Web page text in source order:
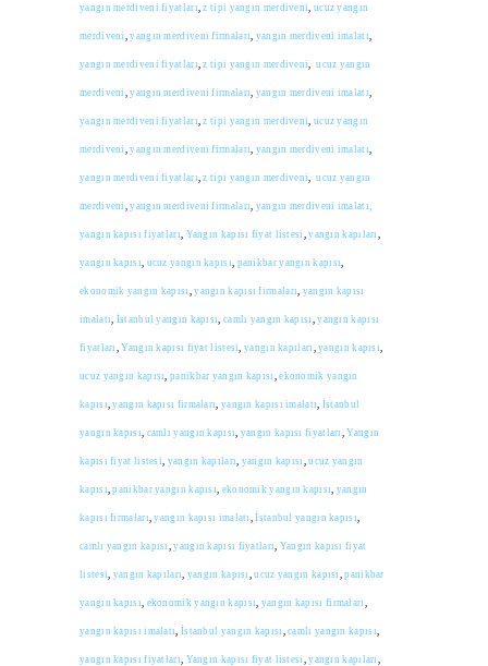
yangın merdiveni fiyatları ,z tipi yangın merdiveni ucuz yangın
merdiveni ,yangın merdiveni firmaları yangın merdiveni imalatı
yangın merdiveni fiyatları ,z tipi yangın merdiveni ,ucuz yangın
merdiveni ,yangın merdiveni firmaları yangın merdiveni imalatı
yangın merdiveni fiyatları ,z tipi yangın merdiveni ucuz yangın
merdiveni ,yangın merdiveni firmaları yangın merdiveni imalatı
yangın merdiveni fiyatları ,z tipi yangın merdiveni ,ucuz yangın
merdiveni ,yangın merdiveni firmaları yangın merdiveni imalatı,
yangın kapısı fiyatları Yangın kapısı fiyat listesi ,yangın kapıları
yangın kapısı ucuz yangın kapısı panikbar yangın kapısı
ekonomik yangın kapısı ,yangın kapısı firmaları yangın kapısı
imalatı İstanbul yangın kapısı camlı yangın kapısı ,yangın kapısı
fiyatları ,Yangın kapısı fiyat listesi ,yangın kapıları ,yangın kapısı
ucuz yangın kapısı ,panikbar yangın kapısı ,ekonomik yangın
kapısı ,yangın kapısı firmaları yangın kapısı imalatı İstanbul
yangın kapısı camlı yangın kapısı yangın kapısı fiyatları ,Yangın
kapısı fiyat listesi yangın kapıları yangın kapısı ,ucuz yangın
kapısı ,panikbar yangın kapısı ekonomik yangın kapısı yangın
kapısı firmaları ,yangın kapısı imalatı ,İstanbul yangın kapısı
camlı yangın kapısı ,yangın kapısı fiyatları Yangın kapısı fiyat
listesi yangın kapıları yangın kapısı ,ucuz yangın kapısı ,panikbar
yangın kapısı ekonomik yangın kapısı yangın kapısı firmaları
yangın kapısı imalatı İstanbul yangın kapısı ,camlı yangın kapısı
yangın kapısı fiyatları Yangın kapısı fiyat listesi ,yangın kapıları